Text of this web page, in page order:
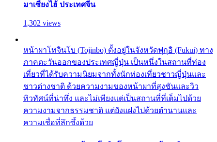
มาเซี่ยงไฮ้ ประเทศจีน
1,302 views
หน้าผาโทจินโบ (Tojinbo) ตั้งอยู่ในจังหวัดฟุกุอิ (Fukui) ทาง
ภาคตะวันออกของประเทศญี่ปุ่น เป็นหนึ่งในสถานที่ท่อง
เที่ยวที่ได้รับความนิยมจากทั้งนักท่องเที่ยวชาวญี่ปุ่นและ
ชาวต่างชาติ ด้วยความงามของหน้าผาที่สูงชันและวิว
ทิวทัศน์ที่น่าทึ่ง และไม่เพียงแต่เป็นสถานที่ที่เต็มไปด้วย
ความงามจากธรรมชาติ แต่ยังแฝงไปด้วยตำนานและ
ความเชื่อที่ลึกซึ้งด้วย